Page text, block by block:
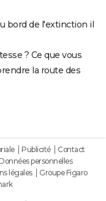
bord de l'extinction il
? Ce que vous
la route des
Publicité
Contact
Données personnelles
légales
Groupe Figaro